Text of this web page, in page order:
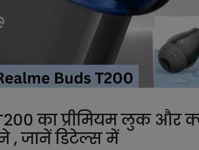
का प्रीमियम लुक और
, जानें डिटेल्स में